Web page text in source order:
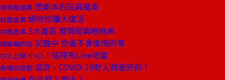
發現酷建築 里斯本的玩具電車
封面故事 絕地珍釀大復活
封面故事 5大產區 發現經典格納希
總編輯的話 災難中 你最不會後悔的事
CEO上線 小心！這裡有Line地雷
商場自慢塾 或許，COVID-19對人類是好的！